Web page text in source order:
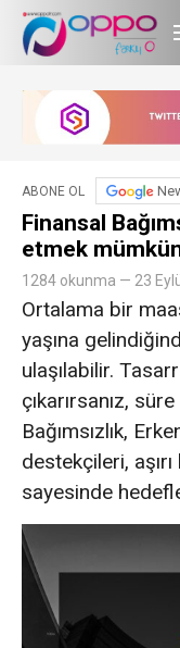
ABONE OL
Finansal
etmek
1284 okunma — 23
Ortalama bir
yaşına
ulaşılabilir.
çıkarırsanız,
Bağımsızlık,
destekçileri,
sayesinde